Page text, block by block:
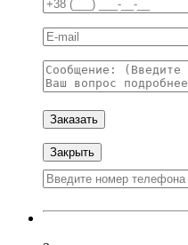
Заказать
Закрыть